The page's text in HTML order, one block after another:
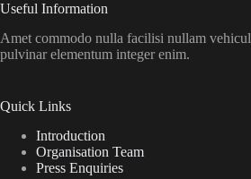
Useful Information
Amet commodo nulla facilisi nullam
pulvinar elementum integer enim.
Quick Links
Introduction
Organisation Team
Press Enquiries